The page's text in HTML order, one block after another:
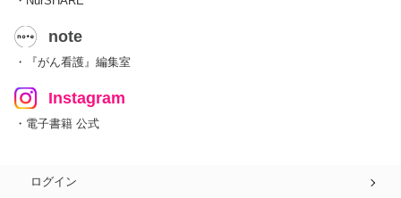
note
・『がん看護』編集室
Instagram
・電子書籍 公式
ログイン